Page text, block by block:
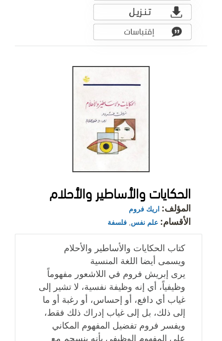
الحكايات والأساطير والأحلام
المؤلف: اريك فروم
الأقسام: علم نفس, فلسفة
كتاب الحكايات والأساطير والأحلام
ويسمى أيضا اللغة المنسية
يرى إبريش فروم في اللاشعور مفهوماً
وظيفياً، أي إنه وظيفة نفسية، لا تشير إلى
غياب أي دافع، أو إحساس، أو رغبة أو ما
إلى ذلك، بل إلى غياب إدراك ذلك فقط،
ويفسر فروم تفضيل المفهوم المكاني
على المفهوم الوظيفي بأنه ينسجم مع